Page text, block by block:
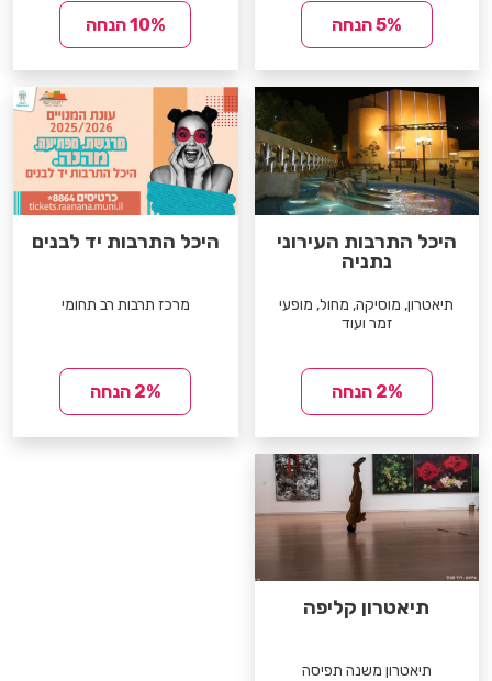
5% הנחה 10% הנחה
היכל התרבות העירוני
נתניה
תיאטרון, מוסיקה, מחול, מופעי
זמר ועוד
2% הנחה
היכל התרבות יד לבנים
מרכז תרבות רב תחומי
2% הנחה
תיאטרון קליפה
תיאטרון משנה תפיסה